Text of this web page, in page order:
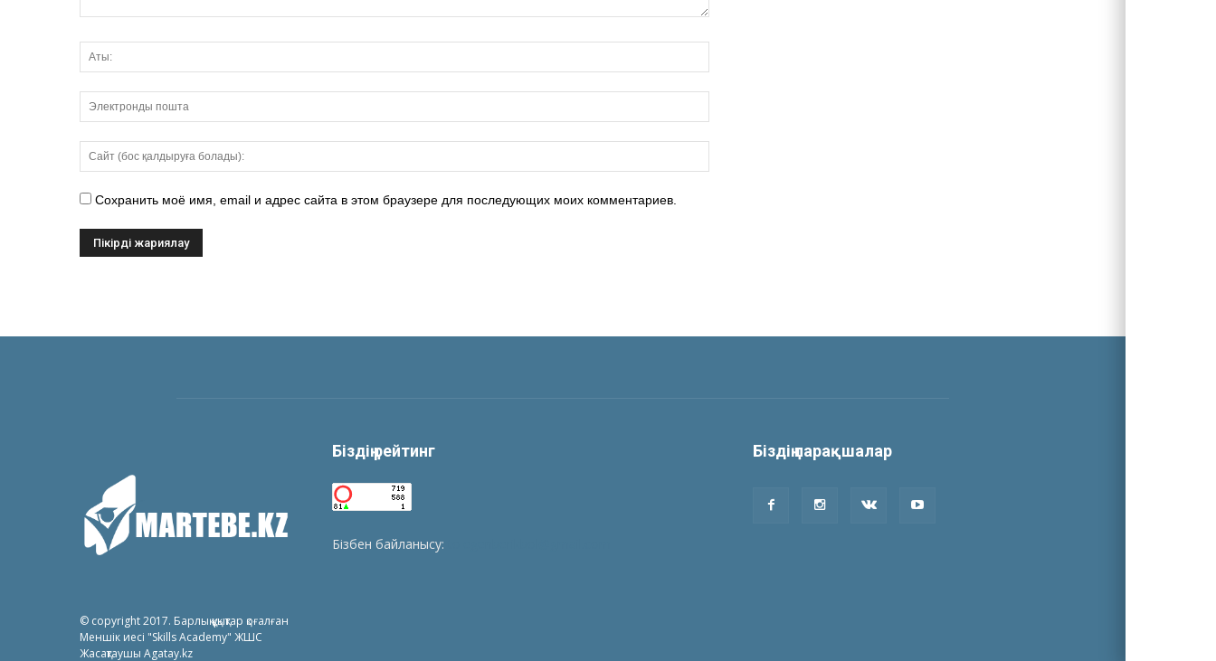
Сохранить моё имя, email и адрес сайта в этом браузере для последующих моих комментариев.
Біздің рейтинг
Бізбен байланысу:
Біздің парақшалар
© copyright 2017. Барлық құқықтар қоғалған
Меншік иесі "Skills Academy" ЖШС
Жасақтаушы Agatay.kz